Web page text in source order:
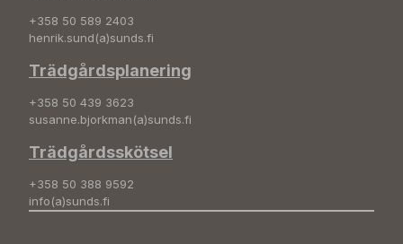
+358 50 589 2403
henrik.sund(a)sunds.fi
Trädgårdsplanering
+358 50 439 3623
susanne.bjorkman(a)sunds.fi
Trädgårdsskötsel
+358 50 388 9592
info(a)sunds.fi